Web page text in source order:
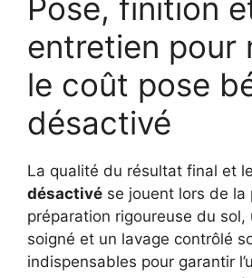
Pose, finition
entretien pour
le coût pose
désactivé
La qualité du résultat final et le
désactivé se jouent lors de la
préparation rigoureuse du sol,
soigné et un lavage contrôlé
indispensables pour garantir